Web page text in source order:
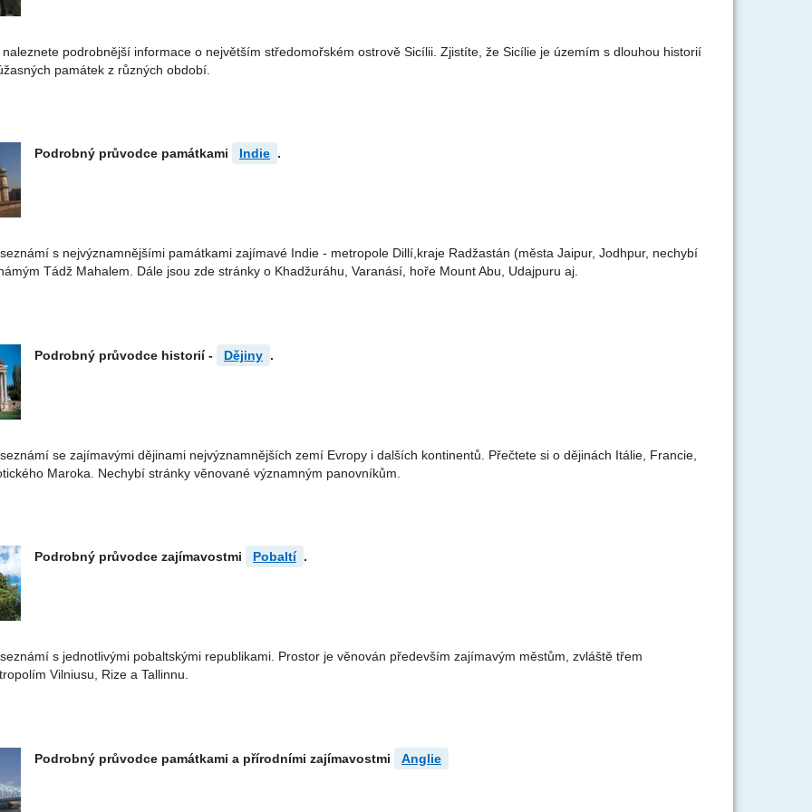
podrobnější informace o největším středomořském ostrově Sicílii. Zjistíte, že Sicílie je územím s dlouhou historií
památek z různých období.
Podrobný průvodce památkami Indie .
s nejvýznamnějšími památkami zajímavé Indie - metropole Dillí,kraje Radžastán (města Jaipur, Jodhpur, nechybí
Tádž Mahalem. Dále jsou zde stránky o Khadžuráhu, Varanásí, hoře Mount Abu, Udajpuru aj.
Podrobný průvodce historií - Dějiny .
se zajímavými dějinami nejvýznamnějších zemí Evropy i dalších kontinentů. Přečtete si o dějinách Itálie, Francie,
Maroka. Nechybí stránky věnované významným panovníkům.
Podrobný průvodce zajímavostmi Pobaltí .
s jednotlivými pobaltskými republikami. Prostor je věnován především zajímavým městům, zvláště třem
Vilniusu, Rize a Tallinnu.
Podrobný průvodce památkami a přírodními zajímavostmi Anglie